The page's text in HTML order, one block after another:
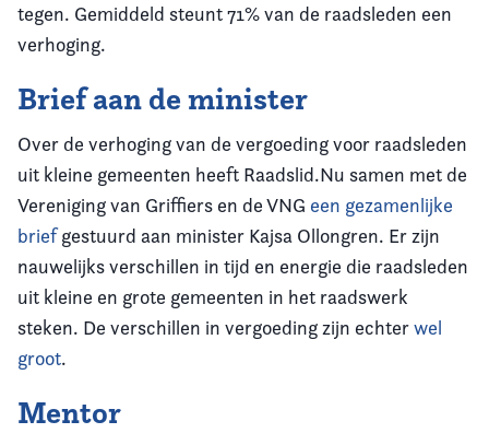
tegen. Gemiddeld steunt 71% van de raadsleden een
verhoging.
Brief aan de minister
Over de verhoging van de vergoeding voor raadsleden
uit kleine gemeenten heeft Raadslid.Nu samen met de
Vereniging van Griffiers en de VNG een gezamenlijke
briefgestuurd aan minister Kajsa Ollongren. Er zijn
nauwelijks verschillen in tijd en energie die raadsleden
uit kleine en grote gemeenten in het raadswerk
steken. De verschillen in vergoeding zijn echterwel
groot.
Mentor